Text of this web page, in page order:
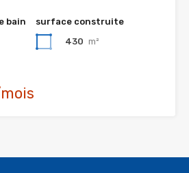
bain
surface construite
430 m²